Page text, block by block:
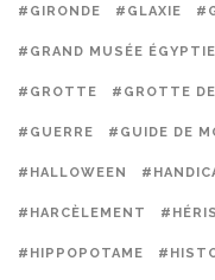
#GIRONDE #GLAXIE
#GRAND MUSÉE
#GROTTE #GROTTE
#GUERRE #GUIDE DE
#HALLOWEEN
#HARCÈLEMENT
#HIPPOPOTAME